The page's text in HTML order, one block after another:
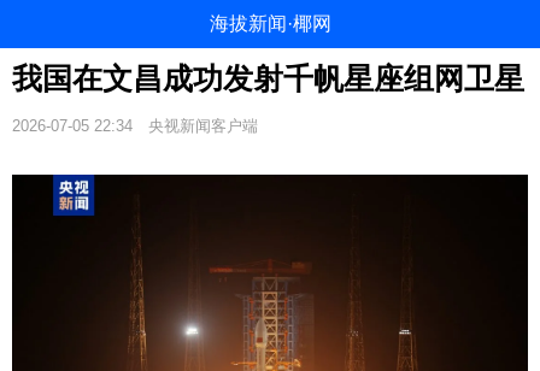
海拔新闻·椰网
我国在文昌成功发射千帆星座组网卫星
2026-07-05 22:34 央视新闻客户端